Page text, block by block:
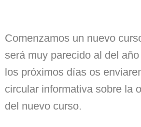
Comenzamos un nuevo
será muy parecido al del
los próximos días os
circular informativa sobre la
del nuevo curso.